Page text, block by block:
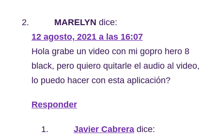
MARELYN dice:
12 agosto, 2021 a las 16:07
Hola grabe un video con mi gopro hero 8
black, pero quiero quitarle el audio al video,
lo puedo hacer con esta aplicación?
Responder
Javier Cabrera dice: